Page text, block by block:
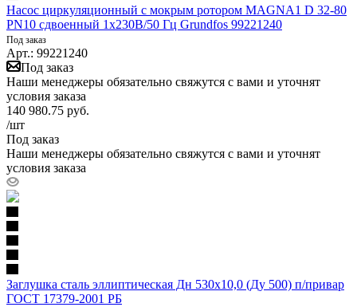
Насос циркуляционный с мокрым ротором MAGNA1 D 32-80
PN10 сдвоенный 1х230В/50 Гц Grundfos 99221240
Под заказ
Арт.: 99221240
Под заказ
Наши менеджеры обязательно свяжутся с вами и уточнят
условия заказа
140 980.75 руб.
/шт
Под заказ
Наши менеджеры обязательно свяжутся с вами и уточнят
условия заказа
Заглушка сталь эллиптическая Дн 530х10,0 (Ду 500) п/привар
ГОСТ 17379-2001 РБ